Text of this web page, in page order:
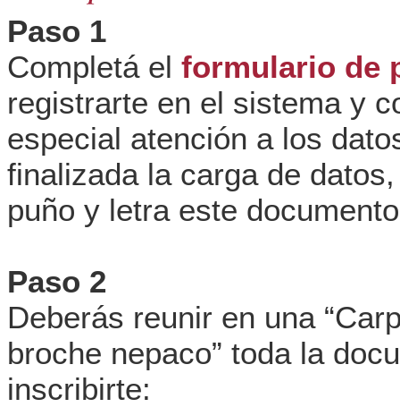
Paso 1
Completá el formulario de
registrarte en el sistema y
especial atención a los
finalizada la carga de
puño y letra este
Paso 2
Deberás reunir en una
broche nepaco” toda la
inscribirte: